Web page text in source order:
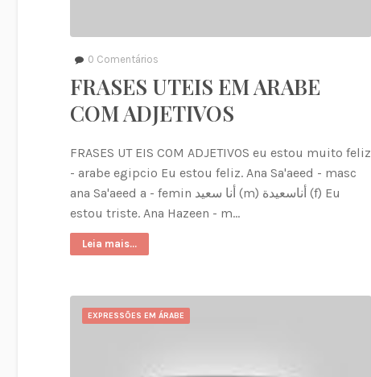
0 Comentários
FRASES UTEIS EM ARABE
COM ADJETIVOS
FRASES UT EIS COM ADJETIVOS eu estou muito feliz
- arabe egipcio Eu estou feliz. Ana Sa'aeed - masc
ana Sa'aeed a - femin أنا سعيد (m) أناسعيدة (f) Eu
estou triste. Ana Hazeen - m…
Leia mais...
EXPRESSÕES EM ÁRABE